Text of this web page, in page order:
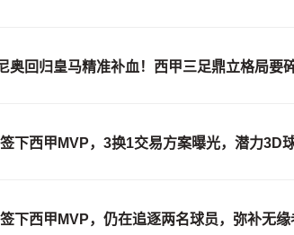
奥回归皇马精准补血！西甲三足鼎立格局要碎
下西甲MVP，3换1交易方案曝光，潜力3D
下西甲MVP，仍在追逐两名球员，弥补无